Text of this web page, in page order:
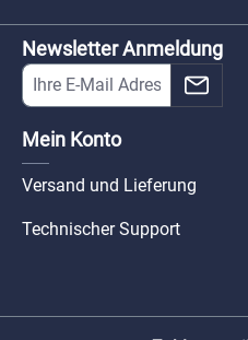
Newsletter Anmeldung
Mein Konto
Versand und Lieferung
Technischer Support